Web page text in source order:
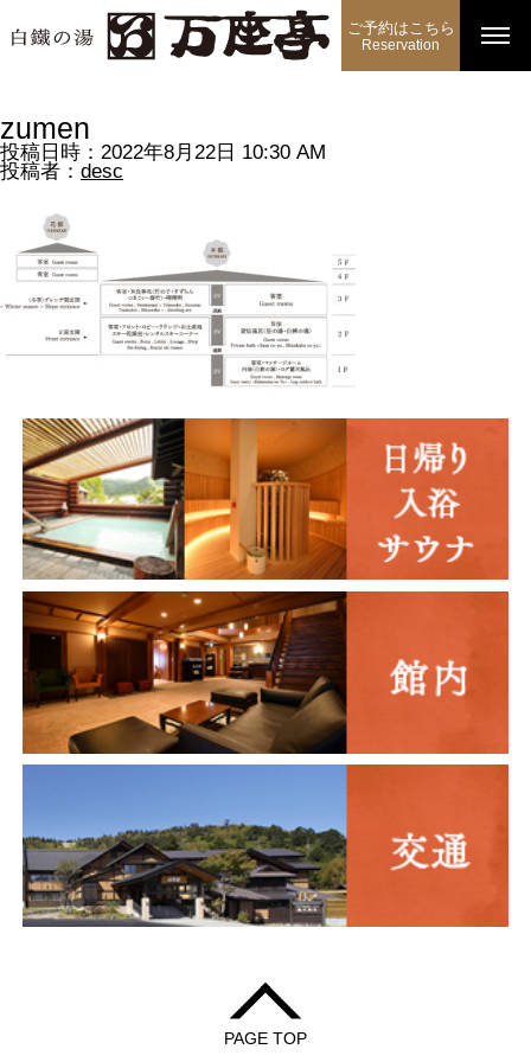
ご予約はこちら
Reservation
zumen
投稿日時：2022年8月22日 10:30 AM
投稿者： desc
PAGE TOP